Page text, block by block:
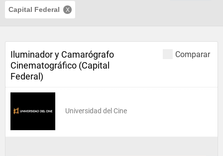
Capital Federal
Comparar
Iluminador y Camarógrafo
Cinematográfico (Capital
Federal)
Universidad del Cine